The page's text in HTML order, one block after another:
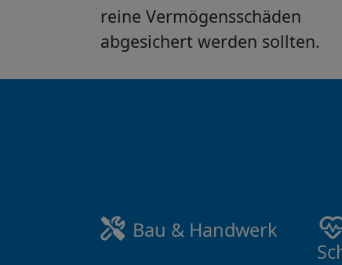
reine Vermögensschäden
abgesichert werden sollten.
Bau & Handwerk